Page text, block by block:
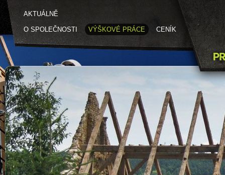
AKTUÁLNĚ
O SPOLEČNOSTI VÝŠKOVÉ PRÁCE CENÍK